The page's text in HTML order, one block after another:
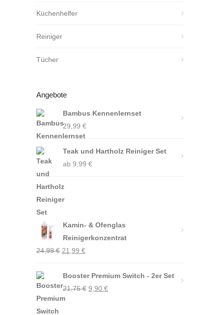
Küchenhelfer
Reiniger
Tücher
Angebote
Bambus Kennenlernset
29,99 €
Teak und Hartholz Reiniger Set
ab 9,99 €
Kamin- & Ofenglas
Reinigerkonzentrat
24,99€ Ursprünglicher
war:
24,99 €
21,99 €Aktueller
ist:
21,99 €.
Booster Premium Switch - 2er Set
21,75€ Ursprünglicher
9,90 €Aktueller